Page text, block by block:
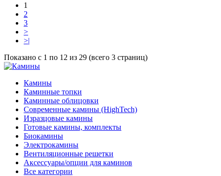
1
2
3
>
>|
Показано с 1 по 12 из 29 (всего 3 страниц)
Камины
Каминные топки
Каминные облицовки
Современные камины (HighTech)
Изразцовые камины
Готовые камины, комплекты
Биокамины
Электрокамины
Вентиляционные решетки
Аксессуары/опции для каминов
Все категории